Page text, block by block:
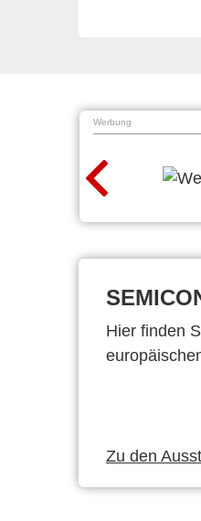
Werbung
Hier finden
Zu den